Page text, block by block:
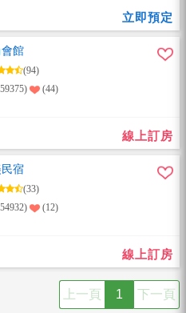
立即預定
館
(94)
(44)
線上訂房
宿
(33)
(12)
線上訂房
上一頁 1 下一頁